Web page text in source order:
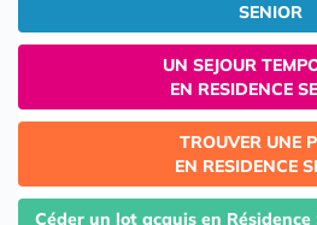
SENIOR
UN SEJOUR
EN RESIDENCE
TROUVER UNE
EN RESIDENCE
Céder un lot acquis en